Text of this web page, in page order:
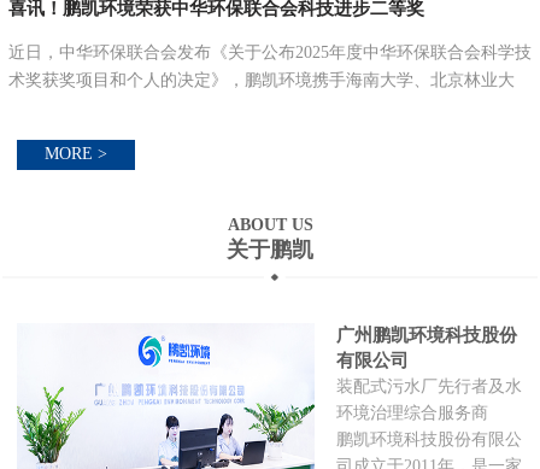
喜讯！鹏凯环境荣获中华环保联合会科技进步二等奖
近日，中华环保联合会发布《关于公布2025年度中华环保联合会科学技
术奖获奖项目和个人的决定》，鹏凯环境携手海南大学、北京林业大
MORE >
ABOUT US
关于鹏凯
广州鹏凯环境科技股份
有限公司
装配式污水厂先行者及水
环境治理综合服务商
鹏凯环境科技股份有限公